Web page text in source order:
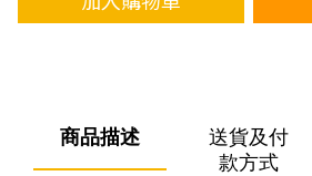
商品描述
送貨及付
款方式